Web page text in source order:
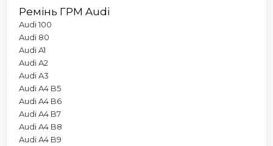
Ремінь ГРМ Audi
Audi 100
Audi 80
Audi A1
Audi A2
Audi A3
Audi A4 B5
Audi A4 B6
Audi A4 B7
Audi A4 B8
Audi A4 B9